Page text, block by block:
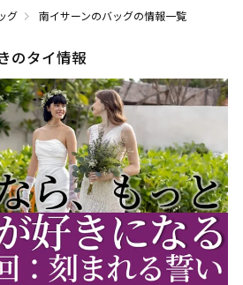
グ 南イサーンのバッグの情報一覧
のタイ情報